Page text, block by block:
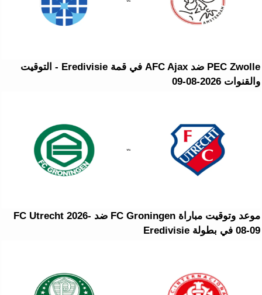
PEC Zwolle ضد AFC Ajax في قمة Eredivisie - التوقيت
والقنوات 2026-08-09
موعد وتوقيت مباراة FC Groningen ضد FC Utrecht 2026-
08-09 في بطولة Eredivisie